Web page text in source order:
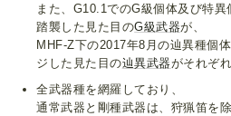
また、G10.1でのG級個体及び特
踏襲した見た目のG級武器が、
MHF-Z下の2017年8月の辿異種個
ジした見た目の辿異武器がそれぞ
全武器種を網羅しており、
通常武器と剛種武器は、狩猟笛を